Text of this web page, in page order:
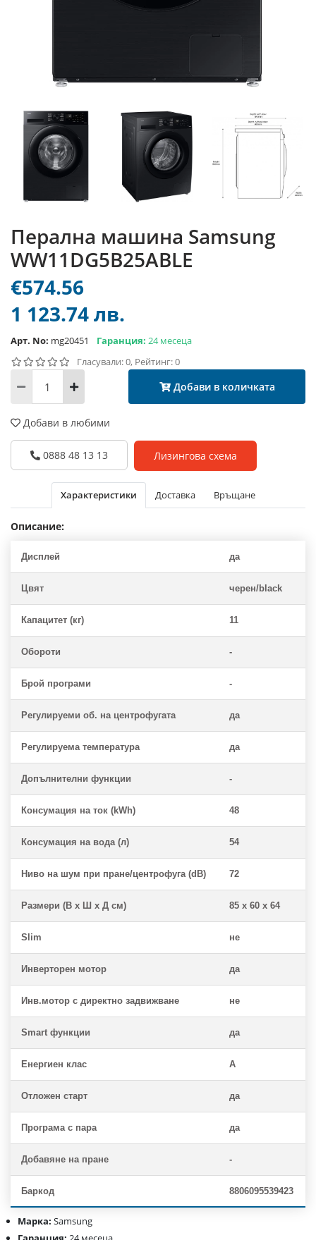
Перална машина Samsung
WW11DG5B25ABLE
€574.56
1 123.74 лв.
Арт. No: mg20451 Гаранция: 24 месеца
Гласували: 0, Рейтинг: 0
Добави в количката
Добави в любими
0888 48 13 13 Лизингова схема
Характеристики Доставка Връщане
Описание:
Дисплей да
Цвят черен/black
Капацитет (кг) 11
Обороти -
Брой програми -
Регулируеми об. на центрофугата да
Регулируема температура да
Допълнителни функции -
Консумация на ток (kWh) 48
Консумация на вода (л) 54
Ниво на шум при пране/центрофуга (dB) 72
Размери (В x Ш x Д см) 85 x 60 x 64
Slim не
Инверторен мотор да
Инв.мотор с директно задвижване не
Smart функции да
Енергиен клас A
Отложен старт да
Програма с пара да
Добавяне на пране -
Баркод 8806095539423
Марка: Samsung